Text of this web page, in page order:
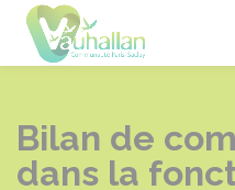
Bilan de
dans la